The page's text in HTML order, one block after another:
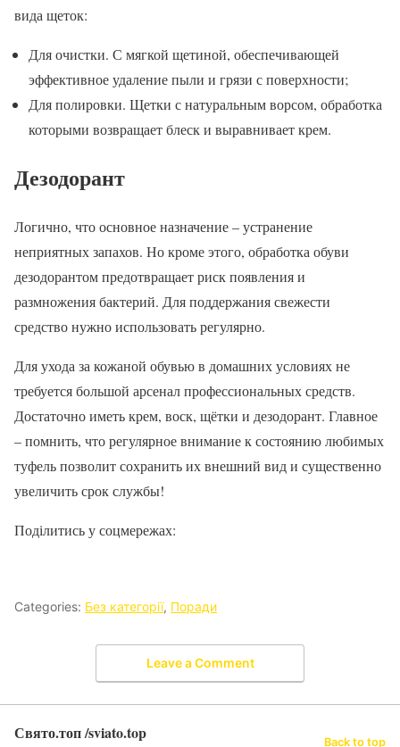
вида щеток:
Для очистки. С мягкой щетиной, обеспечивающей
эффективное удаление пыли и грязи с поверхности;
Для полировки. Щетки с натуральным ворсом, обработка
которыми возвращает блеск и выравнивает крем.
Дезодорант
Логично, что основное назначение – устранение
неприятных запахов. Но кроме этого, обработка обуви
дезодорантом предотвращает риск появления и
размножения бактерий. Для поддержания свежести
средство нужно использовать регулярно.
Для ухода за кожаной обувью в домашних условиях не
требуется большой арсенал профессиональных средств.
Достаточно иметь крем, воск, щётки и дезодорант. Главное
– помнить, что регулярное внимание к состоянию любимых
туфель позволит сохранить их внешний вид и существенно
увеличить срок службы!
Поділитись у соцмережах:
Categories: Без категорії, Поради
Leave a Comment
Свято.топ /sviato.top Back to top